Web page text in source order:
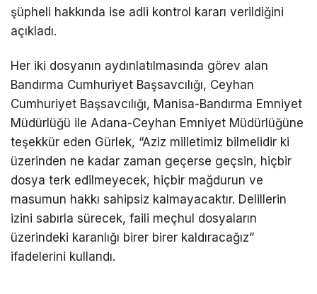
şüpheli hakkında ise adli kontrol kararı verildiğini
açıkladı.
Her iki dosyanın aydınlatılmasında görev alan
Bandırma Cumhuriyet Başsavcılığı, Ceyhan
Cumhuriyet Başsavcılığı, Manisa-Bandırma Emniyet
Müdürlüğü ile Adana-Ceyhan Emniyet Müdürlüğüne
teşekkür eden Gürlek, “Aziz milletimiz bilmelidir ki
üzerinden ne kadar zaman geçerse geçsin, hiçbir
dosya terk edilmeyecek, hiçbir mağdurun ve
masumun hakkı sahipsiz kalmayacaktır. Delillerin
izini sabırla sürecek, faili meçhul dosyaların
üzerindeki karanlığı birer birer kaldıracağız”
ifadelerini kullandı.